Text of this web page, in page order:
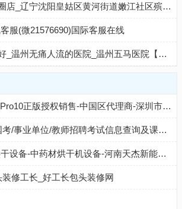
嫩江社区鲜花店花圈店_辽宁沈阳皇姑区黄河街道嫩江社区殡仪馆订花圈代送花圈配送服务(地址、电话、配送范围)
服(微21576690)国际客服在线
温州妇科医院哪家好_温州无痛人流的医院_温州五马医院【官网】
Igor Pro9软件-Igor Pro10正版授权销售-中国区代理商-深圳市理泰仪器有限公司官网
宜昌公务员考试_国考/事业单位/教师招聘考试信息查询及课程培训
辣椒烘干房-辣椒烘干设备-中药材烘干机设备-河南天杰新能源科技有限公司
修工长_好工长包头装修网